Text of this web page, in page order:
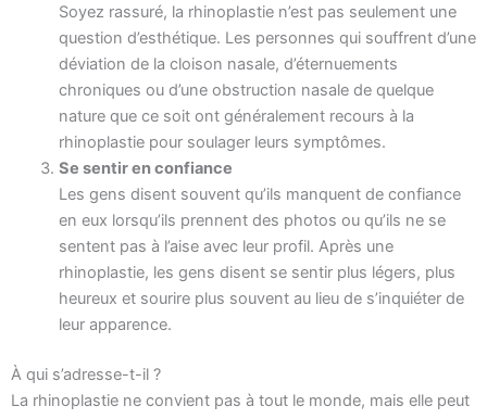
Soyez rassuré, la rhinoplastie n’est pas seulement une
question d’esthétique. Les personnes qui souffrent d’une
déviation de la cloison nasale, d’éternuements
chroniques ou d’une obstruction nasale de quelque
nature que ce soit ont généralement recours à la
rhinoplastie pour soulager leurs symptômes.
Se sentir en confiance
Les gens disent souvent qu’ils manquent de confiance
en eux lorsqu’ils prennent des photos ou qu’ils ne se
sentent pas à l’aise avec leur profil. Après une
rhinoplastie, les gens disent se sentir plus légers, plus
heureux et sourire plus souvent au lieu de s’inquiéter de
leur apparence.
À qui s’adresse-t-il ?
La rhinoplastie ne convient pas à tout le monde, mais elle peut